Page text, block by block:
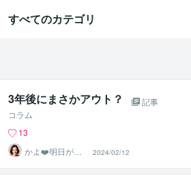
すべてのカテゴリ
3年後にまさかアウト？
記事
コラム
13
かよ❤️明日が少
し楽しみになる
場所
2024/02/12